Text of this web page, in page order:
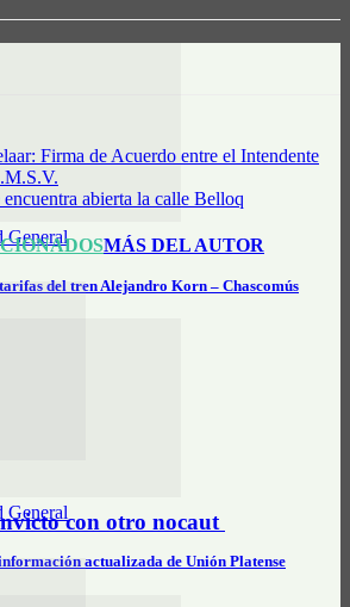
General
del tren Alejandro Korn – Chascomús
General
actualizada de Unión Platense
Firma de Acuerdo entre el Intendente
encuentra abierta la calle Belloq
MÁS DEL AUTOR
con otro nocaut